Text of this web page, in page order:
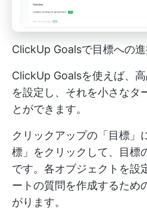
ClickUp Goalsで目標への進
ClickUp Goalsを使えば、
を設定し、それを小さなタ
とができます。
クリックアップの「目標」
標」をクリックして、目標
です。各オブジェクトを設
ートの質問を作成するため
がります。